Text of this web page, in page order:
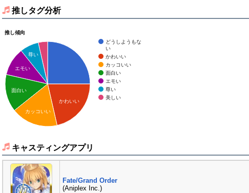
推しタグ分析
推し傾向
どうしようもな
い
かわいい
カッコいい
面白い
エモい
尊い
美しい
かわいい
尊い
エモい
面白い
カッコいい
キャスティングアプリ
Fate/Grand Order
(Aniplex Inc.)